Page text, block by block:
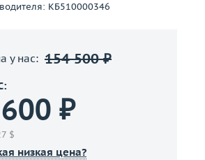
КБ510000346
у нас: 154 500 ₽
₽
$
низкая цена?